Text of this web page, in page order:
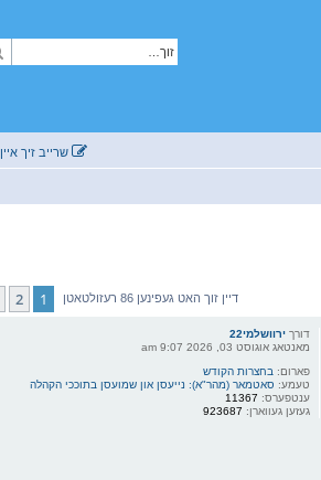
שרייב זיך איין
דיין זוך האט געפינען 86 רעזולטאטן 1
2
דורךירוושלמי22
מאנטאג אוגוסט 03, 2026 9:07 am
פארום: בחצרות הקודש
טעמע: סאטמאר (מהר"א): נייעסן און שמועסן בתוככי הקהלה
ענטפערס: 11367
געזען געווארן: 923687